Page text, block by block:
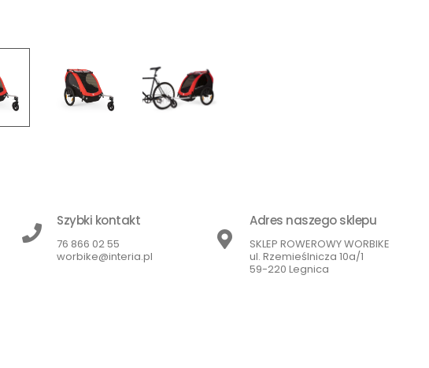
Szybki kontakt
76 866 02 55
worbike@interia.pl
Adres naszego sklepu
SKLEP ROWEROWY WORBIKE
ul. Rzemieślnicza 10a/1
59-220 Legnica